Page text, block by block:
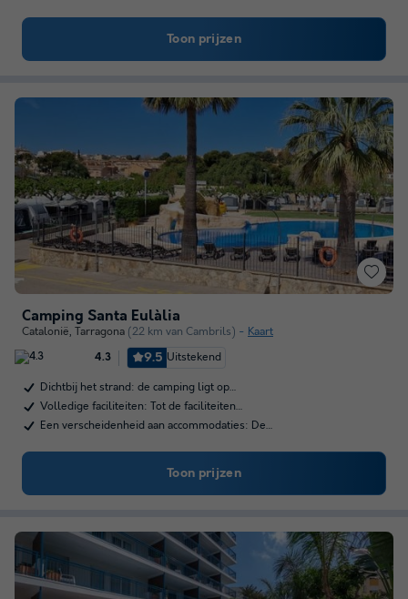
Toon prijzen
Camping Santa Eulàlia
Catalonië, Tarragona (22 km van Cambrils) Kaart
4.3 9.5 Uitstekend
Dichtbij het strand: de camping ligt op…
Volledige faciliteiten: Tot de faciliteiten…
Een verscheidenheid aan accommodaties: De…
Toon prijzen